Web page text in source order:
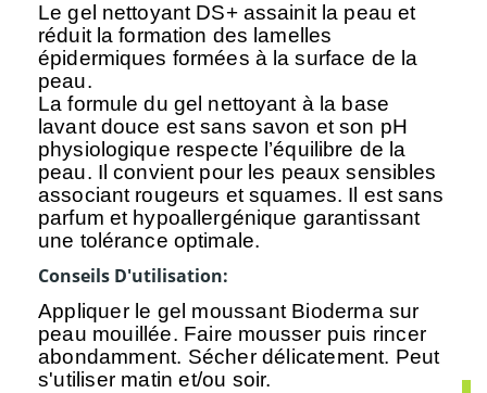
Le gel nettoyant DS+ assainit la peau et
réduit la formation des lamelles
épidermiques formées à la surface de la
peau.
La formule du gel nettoyant à la base
lavant douce est sans savon et son pH
physiologique respecte l’équilibre de la
peau. Il convient pour les peaux sensibles
associant rougeurs et squames. Il estsans
parfum et hypoallergénique garantissant
une tolérance optimale.
Conseils D'utilisation:
Appliquer le gel moussant Bioderma sur
peau mouillée. Faire mousser puis rincer
abondamment. Sécher délicatement. Peut
s'utiliser matin et/ou soir.